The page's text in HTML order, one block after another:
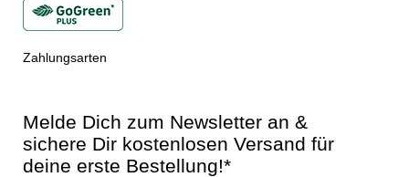
Zahlungsarten
Melde Dich zum Newsletter an &
sichere Dir kostenlosen Versand für
deine erste Bestellung!*